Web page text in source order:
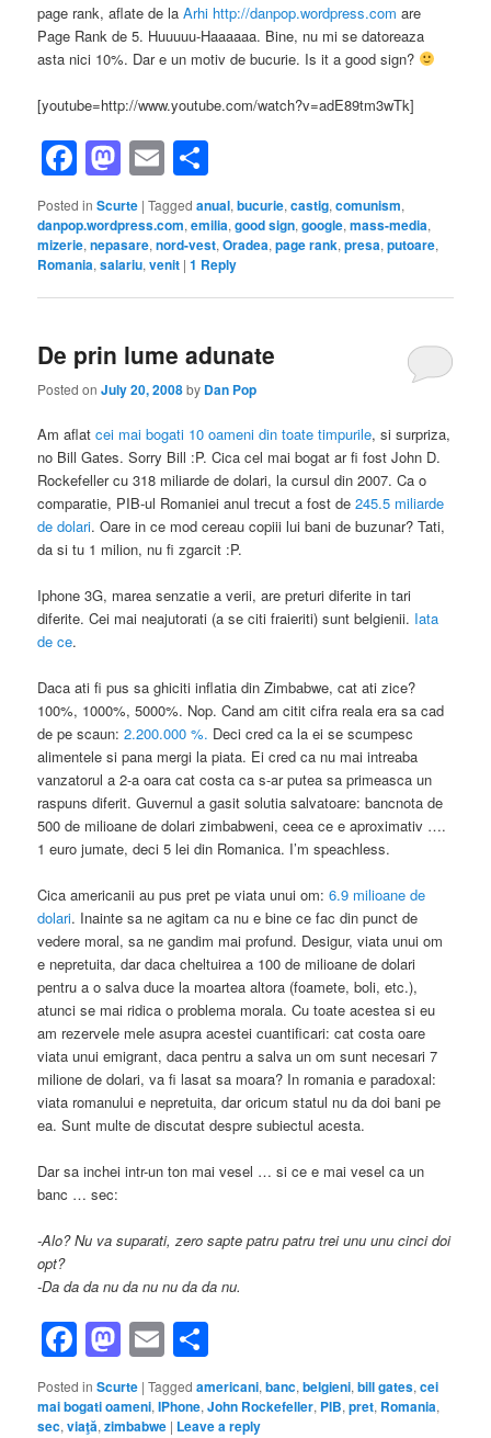
page rank, aflate de laArhi http://danpop.wordpress.com are
Page Rank de 5. Huuuuu-Haaaaaa. Bine, nu mi se datoreaza
asta nici 10%. Dar e un motiv de bucurie. Is it a good sign?
[youtube=http://www.youtube.com/watch?v=adE89tm3wTk]
Facebook
Mastodon
Email
Posted in Scurte |Tagged anual,bucurie,castig,comunism,
danpop.wordpress.com,emilia,good sign,google,mass-media,
mizerie,nepasare,nord-vest,Oradea,page rank,presa,putoare,
Romania,salariu,venit |1 Reply
De prin lume adunate
Posted onJuly 20, 2008by Dan Pop
Am aflatcei mai bogati 10 oameni din toate timpurile, si surpriza,
no Bill Gates. Sorry Bill :P. Cica cel mai bogat ar fi fost John D.
Rockefeller cu 318 miliarde de dolari, la cursul din 2007. Ca o
comparatie, PIB-ul Romaniei anul trecut a fost de245.5 miliarde
de dolari. Oare in ce mod cereau copiii lui bani de buzunar? Tati,
da si tu 1 milion, nu fi zgarcit :P.
Iphone 3G, marea senzatie a verii, are preturi diferite in tari
diferite. Cei mai neajutorati (a se citi fraieriti) sunt belgienii. Iata
de ce.
Daca ati fi pus sa ghiciti inflatia din Zimbabwe, cat ati zice?
100%, 1000%, 5000%. Nop. Cand am citit cifra reala era sa cad
de pe scaun:2.200.000 %. Deci cred ca la ei se scumpesc
alimentele si pana mergi la piata. Ei cred ca nu mai intreaba
vanzatorul a 2-a oara cat costa ca s-ar putea sa primeasca un
raspuns diferit. Guvernul a gasit solutia salvatoare: bancnota de
500 de milioane de dolari zimbabweni, ceea ce e aproximativ ….
1 euro jumate, deci 5 lei din Romanica. I’m speachless.
Cica americanii au pus pret pe viata unui om:6.9 milioane de
dolari. Inainte sa ne agitam ca nu e bine ce fac din punct de
vedere moral, sa ne gandim mai profund. Desigur, viata unui om
e nepretuita, dar daca cheltuirea a 100 de milioane de dolari
pentru a o salva duce la moartea altora (foamete, boli, etc.),
atunci se mai ridica o problema morala. Cu toate acestea si eu
am rezervele mele asupra acestei cuantificari: cat costa oare
viata unui emigrant, daca pentru a salva un om sunt necesari 7
milione de dolari, va fi lasat sa moara? In romania e paradoxal:
viata romanului e nepretuita, dar oricum statul nu da doi bani pe
ea. Sunt multe de discutat despre subiectul acesta.
Dar sa inchei intr-un ton mai vesel … si ce e mai vesel ca un
banc … sec:
-Alo? Nu va suparati, zero sapte patru patru trei unu unu cinci doi
opt?
-Da da da nu da nu nu da da nu.
Facebook
Mastodon
Email
Posted in Scurte |Tagged americani,banc,belgieni,bill gates,cei
mai bogati oameni,IPhone,John Rockefeller, PIB,pret, Romania,
sec,viaţă,zimbabwe | Leave a reply